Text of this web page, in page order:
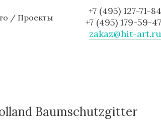
/ Проекты
+7 (495) 127-71-84
+7 (495) 179-59-47
zakaz@hit-art.ru
Baumschutzgitter